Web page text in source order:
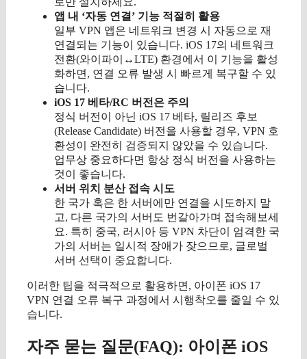
앱 내 ‘자동 연결’ 기능 적절히 활용
일부 VPN 앱은 네트워크 변경 시 자동으로 재
연결되는 기능이 있습니다. iOS 17의 네트워크
전환(와이파이↔LTE) 환경에서 이 기능을 활성
화하면, 연결 오류 발생 시 빠르게 복구할 수 있
습니다.
iOS 17 베타/RC 버전은 주의
정식 버전이 아닌 iOS 17 베타, 릴리즈 후보
(Release Candidate) 버전을 사용할 경우, VPN 호
환성이 완전히 검증되지 않았을 수 있습니다.
업무상 중요하다면 항상 정식 버전을 사용하는
것이 좋습니다.
서버 위치 분산 접속 시도
한 국가 혹은 한 서버에만 연결을 시도하지 말
고, 다른 국가의 서버도 번갈아가며 접속해보세
요. 특히 중국, 러시아 등 VPN 차단이 엄격한 국
가의 서버는 일시적 장애가 잦으므로, 글로벌
서버 선택이 중요합니다.
이러한 팁을 적극적으로 활용하면, 아이폰 iOS 17
VPN 연결 오류 복구 과정에서 시행착오를 줄일 수 있
습니다.
자주 묻는 질문(FAQ): 아이폰 iOS